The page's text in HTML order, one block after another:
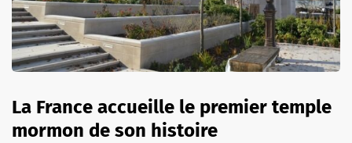
La France accueille le premier temple
mormon de son histoire